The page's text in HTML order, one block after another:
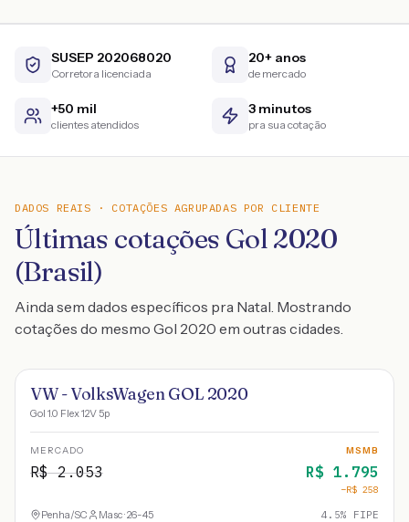
SUSEP 202068020
Corretora licenciada
20+ anos
de mercado
+50 mil
clientes atendidos
3 minutos
pra sua cotação
DADOS REAIS · COTAÇÕES AGRUPADAS POR CLIENTE
Últimas cotações Gol 2020
(Brasil)
Ainda sem dados específicos pra Natal. Mostrando
cotações do mesmo Gol 2020 em outras cidades.
VW - VolksWagen GOL 2020
Gol 1.0 Flex 12V 5p
MERCADO
R$2.053
MSMB
R$ 1.795
−R$ 258
Penha/SC Masc · 26-45 4.5% FIPE